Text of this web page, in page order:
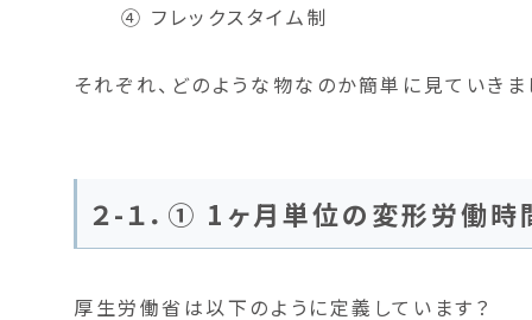
④ フレックスタイム制
それぞれ、どのような物なのか簡単に見ていきま
２-１．① 1ヶ月単位の変形労働時
厚生労働省は以下のように定義しています？